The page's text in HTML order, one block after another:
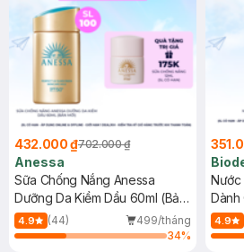
432.000 ₫702.000 ₫
Anessa
Sữa Chống Nắng Anessa
Dưỡng Da Kiềm Dầu 60ml (Bản
Mới)
4.9 (44)
499/tháng
34%
Nước
Dành
4.9